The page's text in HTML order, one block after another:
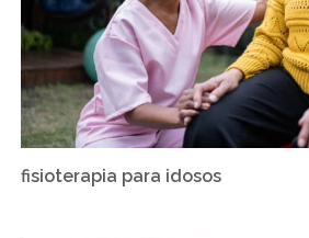
fisioterapia para idosos